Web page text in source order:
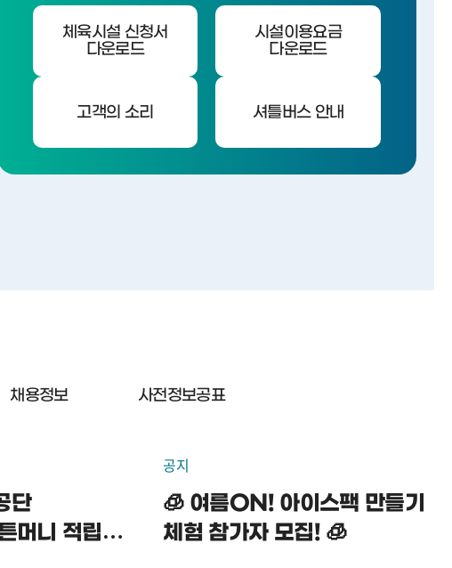
체육시설 신청서
다운로드
시설이용요금
다운로드
고객의 소리 셔틀버스 안내
채용정보 사전정보공표
단
머니 적립
공지
🧊 여름ON! 아이스팩 만들기
체험 참가자 모집! 🧊